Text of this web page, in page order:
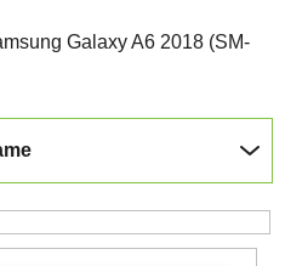
Galaxy A6 2018 (SM-